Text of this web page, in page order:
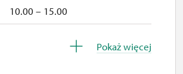
10.00 – 15.00
Pokaż więcej